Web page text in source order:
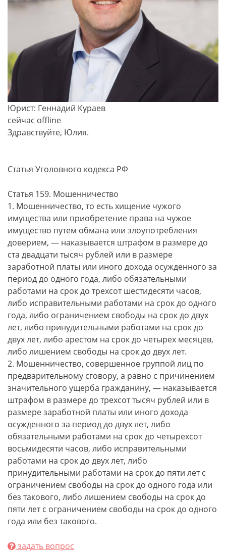
Юрист: Геннадий Кураев
сейчас offline
Здравствуйте, Юлия.
Статья Уголовного кодекса РФ
Статья 159. Мошенничество
1. Мошенничество, то есть хищение чужого
имущества или приобретение права на чужое
имущество путем обмана или злоупотребления
доверием, — наказывается штрафом в размере до
ста двадцати тысяч рублей или в размере
заработной платы или иного дохода осужденного за
период до одного года, либо обязательными
работами на срок до трехсот шестидесяти часов,
либо исправительными работами на срок до одного
года, либо ограничением свободы на срок до двух
лет, либо принудительными работами на срок до
двух лет, либо арестом на срок до четырех месяцев,
либо лишением свободы на срок до двух лет.
2. Мошенничество, совершенное группой лиц по
предварительному сговору, а равно с причинением
значительного ущерба гражданину, — наказывается
штрафом в размере до трехсот тысяч рублей или в
размере заработной платы или иного дохода
осужденного за период до двух лет, либо
обязательными работами на срок до четырехсот
восьмидесяти часов, либо исправительными
работами на срок до двух лет, либо
принудительными работами на срок до пяти лет с
ограничением свободы на срок до одного года или
без такового, либо лишением свободы на срок до
пяти лет с ограничением свободы на срок до одного
года или без такового.
задать вопрос